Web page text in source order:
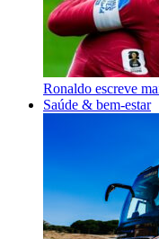
Ronaldo escreve
Saúde & bem-estar